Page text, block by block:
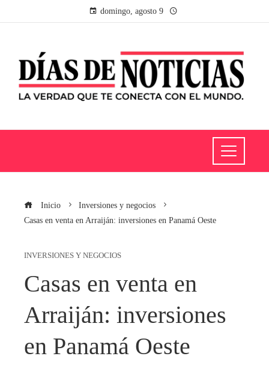
domingo, agosto 9
Inicio
Inversiones y negocios
Casas en venta en Arraiján: inversiones en Panamá Oeste
INVERSIONES Y NEGOCIOS
Casas en venta en
Arraiján: inversiones
en Panamá Oeste